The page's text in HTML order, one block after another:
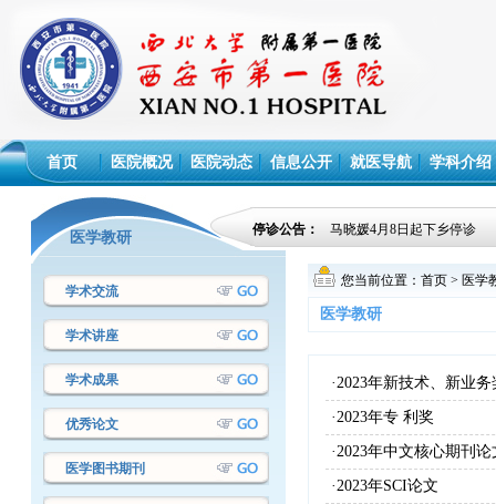
首页 医院概况 医院动态 信息公开 就医导航 学科介绍
医学教研 停诊公告： 马晓媛4月8日起下乡停诊
学术交流
学术讲座
学术成果
优秀论文
医学图书期刊
您当前位置： 首页 > 医学
医学教研
·2023年新技术、新业务
·2023年专 利奖
·2023年中文核心期刊论
·2023年SCI论文